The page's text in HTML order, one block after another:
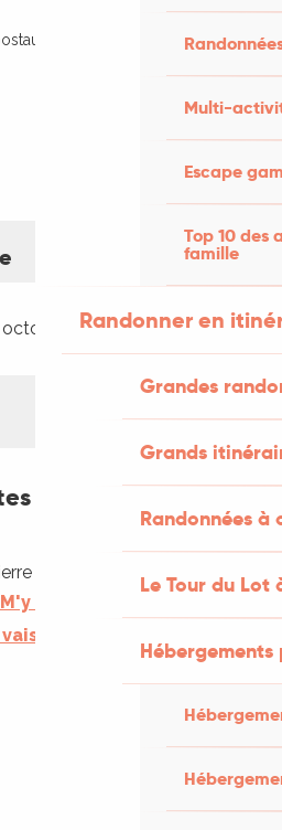
Multi-
Escape
Top 10 des
famille
Randonner en
Grandes
Grands
Randonnées
Le Tour du Lot
octobre 2026
Le Mas de
Levée, 46100 Faycelles
M'y rendre
en train !